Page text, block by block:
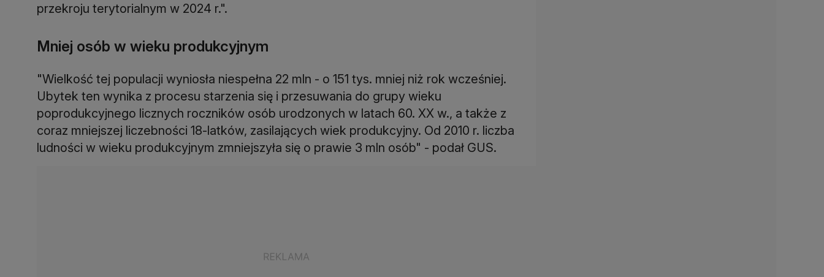
przekroju terytorialnym w 2024 r.".
Mniej osób w wieku produkcyjnym
"Wielkość tej populacji wyniosła niespełna 22 mln - o 151 tys. mniej niż rok wcześniej.
Ubytek ten wynika z procesu starzenia się i przesuwania do grupy wieku
poprodukcyjnego licznych roczników osób urodzonych w latach 60. XX w., a także z
coraz mniejszej liczebności 18-latków, zasilających wiek produkcyjny. Od 2010 r. liczba
ludności w wieku produkcyjnym zmniejszyła się o prawie 3 mln osób" - podał GUS.